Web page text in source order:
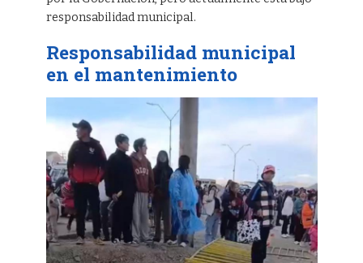
responsabilidad municipal.
Responsabilidad municipal
en el mantenimiento